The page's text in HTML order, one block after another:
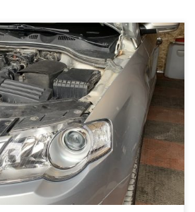
дизельным двигателем, мощностью 170
DSG6. Сажевый фильтр «отжил» своё
заодно заглушим систему
часть: Блок EDC17CP14 №
Подготавливаем
с увеличением мощности и
смесь под отсутствие […]